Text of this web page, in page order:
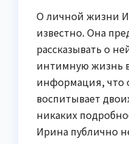
О личной жизни
известно. Она
рассказывать о
интимную жизнь
информация, что
воспитывает
никаких
Ирина публично